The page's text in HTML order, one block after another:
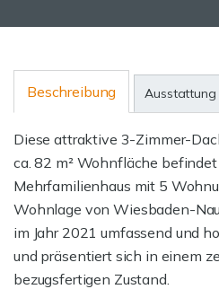
Beschreibung Ausstattung
Diese attraktive 3-Zimmer-
ca. 82 m² Wohnfläche
Mehrfamilienhaus mit 5
Wohnlage von Wiesbaden-
im Jahr 2021 umfassend und
und präsentiert sich in einem
bezugsfertigen Zustand.